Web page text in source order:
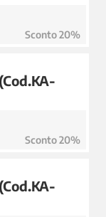
Sconto 20%
Sconto 20%